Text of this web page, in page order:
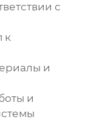
с
к
и
и